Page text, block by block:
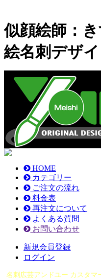
似顔絵師：
絵名刺デザ
HOME
カテゴリー
ご注文の流れ
料金表
再注文について
よくある質問
お問い合わせ
新規会員登録
ログイン
名刺広芸アンドユー カスタマ